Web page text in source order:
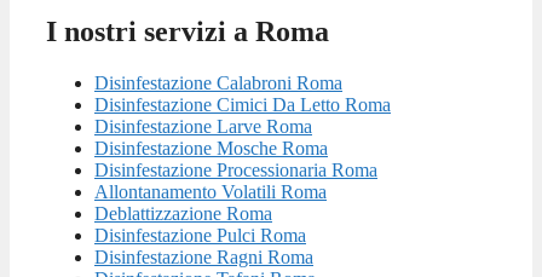
I nostri servizi a Roma
Disinfestazione Calabroni Roma
Disinfestazione Cimici Da Letto Roma
Disinfestazione Larve Roma
Disinfestazione Mosche Roma
Disinfestazione Processionaria Roma
Allontanamento Volatili Roma
Deblattizzazione Roma
Disinfestazione Pulci Roma
Disinfestazione Ragni Roma